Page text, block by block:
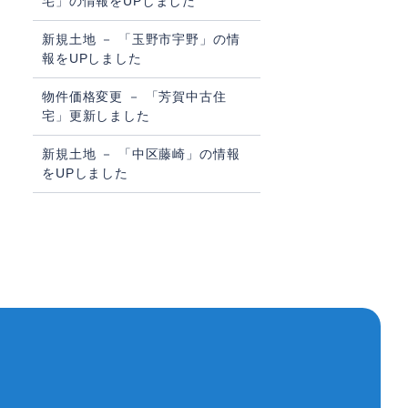
新規土地 － 「玉野市宇野」の情
報をUPしました
物件価格変更 － 「芳賀中古住
宅」更新しました
新規土地 － 「中区藤崎」の情報
をUPしました